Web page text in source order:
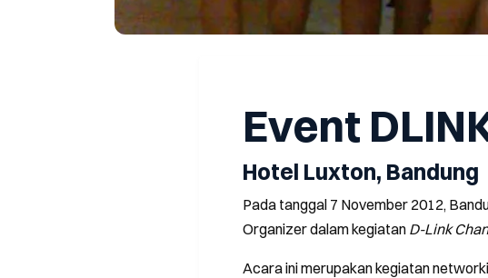
Event
Hotel Luxton, Bandung
Pada tanggal 7 November 2012,
Organizer dalam kegiatan D-Link
Acara ini merupakan kegiatan